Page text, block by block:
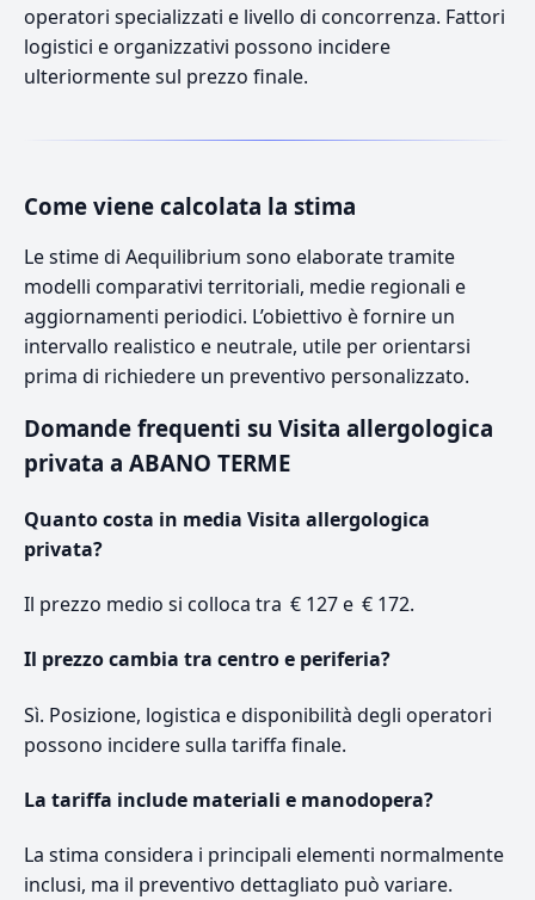
operatori specializzati e livello di concorrenza. Fattori
logistici e organizzativi possono incidere
ulteriormente sul prezzo finale.
Come viene calcolata la stima
Le stime di Aequilibrium sono elaborate tramite
modelli comparativi territoriali, medie regionali e
aggiornamenti periodici. L’obiettivo è fornire un
intervallo realistico e neutrale, utile per orientarsi
prima di richiedere un preventivo personalizzato.
Domande frequenti su Visita allergologica
privata a ABANO TERME
Quanto costa in media Visita allergologica
privata?
Il prezzo medio si colloca tra € 127 e € 172.
Il prezzo cambia tra centro e periferia?
Sì. Posizione, logistica e disponibilità degli operatori
possono incidere sulla tariffa finale.
La tariffa include materiali e manodopera?
La stima considera i principali elementi normalmente
inclusi, ma il preventivo dettagliato può variare.